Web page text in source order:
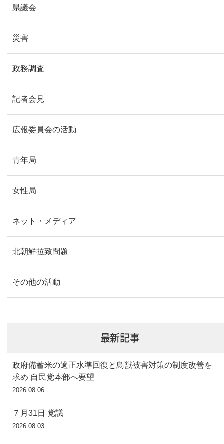
県議会
災害
政務調査
記者会見
広報委員会の活動
青年局
女性局
ネット・メディア
北朝鮮拉致問題
その他の活動
最新記事
政府備蓄米の適正水準回復と鳥獣被害対策の制度改善を
求め 自民党本部へ要望
2026.08.06
７月31日 党議
2026.08.03